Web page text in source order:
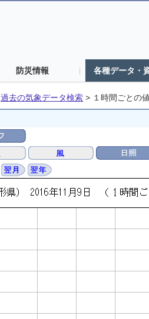
防災情報 各種データ・
過去の気象データ検索 > １時間ごとの